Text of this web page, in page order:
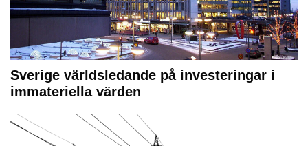
Sverige världsledande på investeringar i
immateriella värden